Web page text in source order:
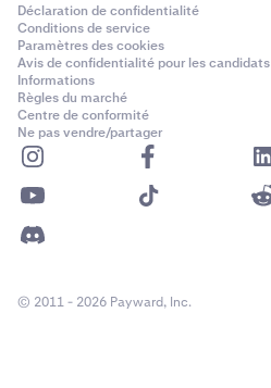
Déclaration de confidentialité
Conditions de service
Paramètres des cookies
Avis de confidentialité pour les candidats
Informations
Règles du marché
Centre de conformité
Ne pas vendre/partager
© 2011 - 2026 Payward, Inc.